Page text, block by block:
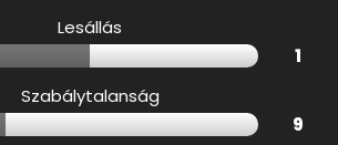
Lesállás
Szabálytalanság
1
9